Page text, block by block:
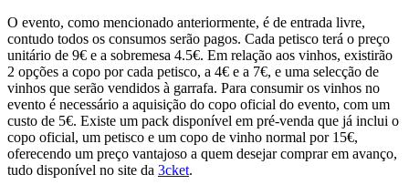
O evento, como mencionado anteriormente, é de entrada livre,
contudo todos os consumos serão pagos. Cada petisco terá o preço
unitário de 9€ e a sobremesa 4.5€. Em relação aos vinhos, existirão
2 opções a copo por cada petisco, a 4€ e a 7€, e uma selecção de
vinhos que serão vendidos à garrafa. Para consumir os vinhos no
evento é necessário a aquisição do copo oficial do evento, com um
custo de 5€. Existe um pack disponível em pré-venda que já inclui o
copo oficial, um petisco e um copo de vinho normal por 15€,
oferecendo um preço vantajoso a quem desejar comprar em avanço,
tudo disponível no site da 3cket.